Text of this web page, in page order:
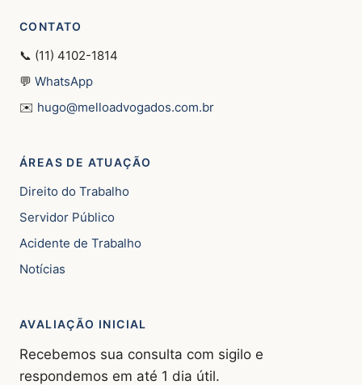
CONTATO
📞 (11) 4102-1814
💬 WhatsApp
✉️ hugo@melloadvogados.com.br
ÁREAS DE ATUAÇÃO
Direito do Trabalho
Servidor Público
Acidente de Trabalho
Notícias
AVALIAÇÃO INICIAL
Recebemos sua consulta com sigilo e
respondemos em até 1 dia útil.